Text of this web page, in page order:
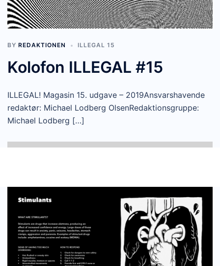
BY REDAKTIONEN ILLEGAL 15
Kolofon ILLEGAL #15
ILLEGAL! Magasin 15. udgave – 2019Ansvarshavende
redaktør: Michael Lodberg OlsenRedaktionsgruppe:
Michael Lodberg […]